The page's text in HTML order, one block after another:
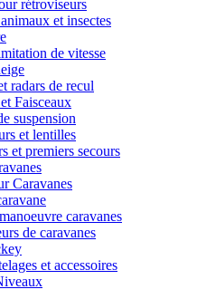
rétroviseurs
et insectes
de vitesse
radars de recul
Faisceaux
suspension
et lentilles
et premiers secours
Caravanes
caravanes
de caravanes
et accessoires